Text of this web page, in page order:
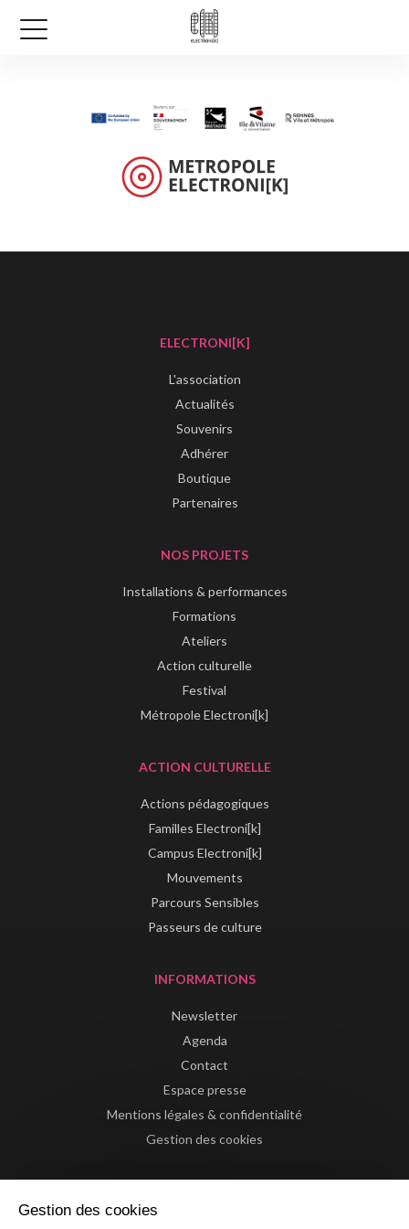
ELECTRONI[K]
L'association
Actualités
Souvenirs
Adhérer
Boutique
Partenaires
NOS PROJETS
Installations & performances
Formations
Ateliers
Action culturelle
Festival
Métropole Electroni[k]
ACTION CULTURELLE
Actions pédagogiques
Familles Electroni[k]
Campus Electroni[k]
Mouvements
Parcours Sensibles
Passeurs de culture
INFORMATIONS
Newsletter
Agenda
Contact
Espace presse
Mentions légales & confidentialité
Gestion des cookies
Gestion des cookies